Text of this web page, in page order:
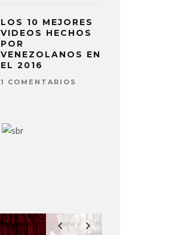
LOS 10 MEJORES
VIDEOS HECHOS
POR
VENEZOLANOS EN
EL 2016
1 COMENTARIOS